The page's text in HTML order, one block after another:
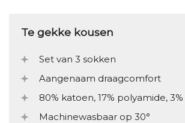
Te gekke kousen
Set van 3 sokken
Aangenaam draagcomfort
80% katoen, 17% polyamide,
Machinewasbaar op 30°